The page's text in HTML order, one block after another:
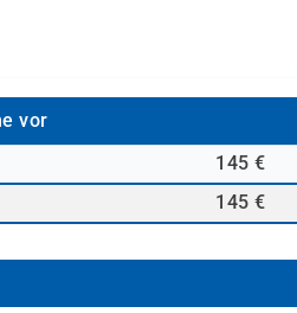
vor
145 €
145 €